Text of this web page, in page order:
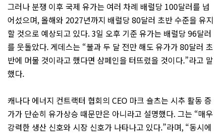
그러나 분쟁 이후 국제 유가는 여러 차례 배럴당 100달러를 넘
어섰으며, 올해와 2027년까지 배럴당 80달러 초반 수준을 유지
할 것으로 예상되고 있다. 3일 오후 기준 유가는 배럴당 96달러
를 웃돌았다. 게데스는 “불과 두 달 전만 해도 유가가 80달러 초
반에 머물 것이라고 했다면 샴페인을 터뜨렸을 것이다.”라고 말
했다.
캐나다 에너지 컨트랙터 협회의 CEO 마크 숄츠는 시추 활동 증
가가 단순히 유가상승 때문만은 아니라고 설명했다. 그는 “매우
강력한 생산 신호와 시장 신호가 나타나고 있다.”라며, “동시에